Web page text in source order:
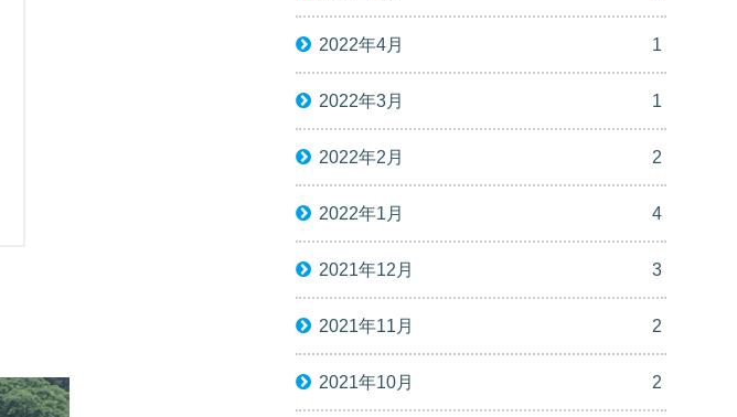
2022年4月 1
2022年3月 1
2022年2月 2
2022年1月 4
2021年12月 3
2021年11月 2
2021年10月 2